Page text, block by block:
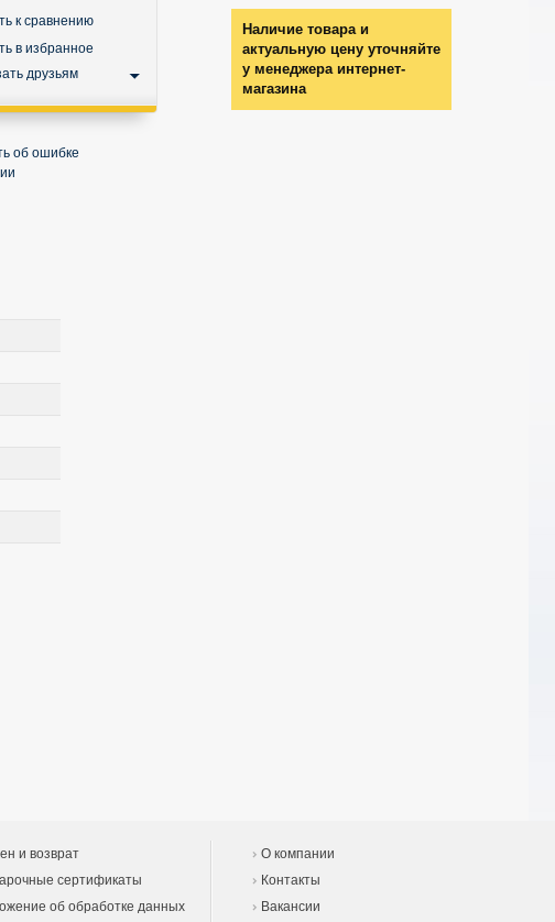
Наличие товара и
актуальную цену уточняйте
у менеджера интернет-
магазина
к сравнению
в избранное
друзьям
об ошибке
и возврат
сертификаты
об обработке данных
О компании
Контакты
Вакансии